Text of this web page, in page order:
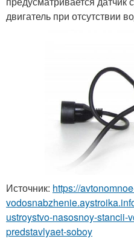
двигатель при отсутствии
Источник: https://
ustroystvo-nasosnoy-stancii-
predstavlyaet-soboy